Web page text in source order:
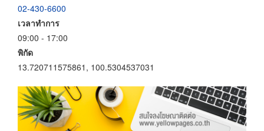
02-430-6600
เวลาทำการ
09:00 - 17:00
พิกัด
13.720711575861, 100.5304537031